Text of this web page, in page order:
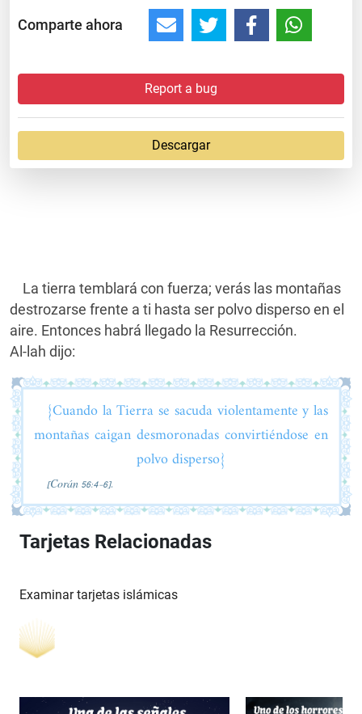
Comparte ahora
Report a bug
Descargar
La tierra temblará con fuerza; verás las montañas
destrozarse frente a ti hasta ser polvo disperso en el
aire. Entonces habrá llegado la Resurrección.
Al-lah dijo:
{Cuando la Tierra se sacuda violentamente y las
montañas caigan desmoronadas convirtiéndose en
polvo disperso}
[Corán 56:4-6].
Tarjetas Relacionadas
Examinar tarjetas islámicas